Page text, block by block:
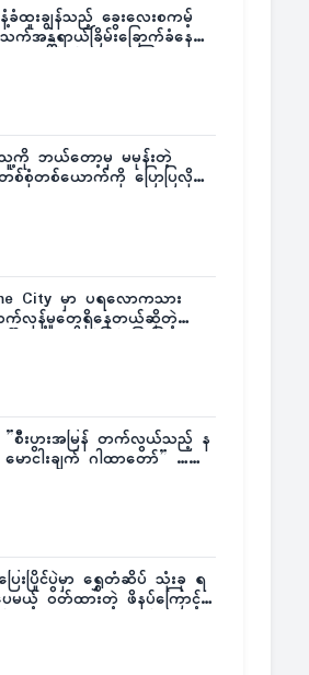
ခံထူးချွန်သည့် ခွေးလေးစကမ့်
က်အန္တရာယ်ခြိမ်းခြောက်ခံနေရ
ကို ဘယ်တော့မှ မမုန်းတဲ့
စ်စုံတစ်ယောက်ကို ပြောပြလိုက်
City မှာ ပရလောကသား
ာက်လှန့်မှုတွေရှိနေတယ်ဆိုတဲ့
”စီးပွားအမြန် တက်လွယ်သည့် န
မောငါးချက် ဂါထာတော်” ……
ေးပြိုင်ပွဲမှာ ရွှေတံဆိပ် သုံးခု ရ
ေမယ့် ဝတ်ထားတဲ့ ဖိနပ်ကြောင့်